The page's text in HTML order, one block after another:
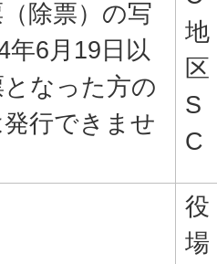
（除票）の写
年6月19日以
なった方の
行できませ
地
区
S
C
役
場